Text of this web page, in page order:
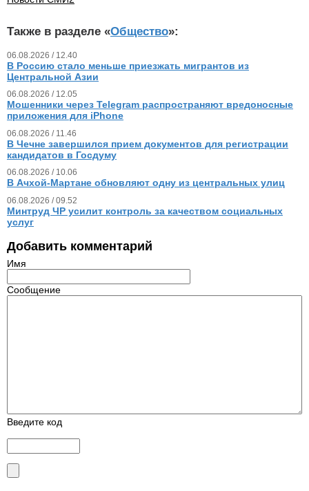
Также в разделе «Общество»:
06.08.2026 / 12.40
В Россию стало меньше приезжать мигрантов из
Центральной Азии
06.08.2026 / 12.05
Мошенники через Telegram распространяют вредоносные
приложения для iPhone
06.08.2026 / 11.46
В Чечне завершился прием документов для регистрации
кандидатов в Госдуму
06.08.2026 / 10.06
В Ачхой-Мартане обновляют одну из центральных улиц
06.08.2026 / 09.52
Минтруд ЧР усилит контроль за качеством социальных
услуг
Добавить комментарий
Имя
Сообщение
Введите код